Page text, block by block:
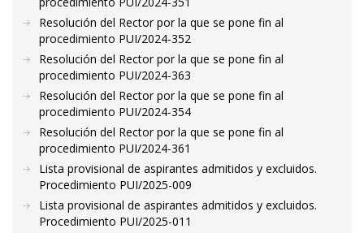
Resolución del Rector por la que se pone fin al
procedimiento PUI/2024-352
Resolución del Rector por la que se pone fin al
procedimiento PUI/2024-363
Resolución del Rector por la que se pone fin al
procedimiento PUI/2024-354
Resolución del Rector por la que se pone fin al
procedimiento PUI/2024-361
Lista provisional de aspirantes admitidos y excluidos.
Procedimiento PUI/2025-009
Lista provisional de aspirantes admitidos y excluidos.
Procedimiento PUI/2025-011